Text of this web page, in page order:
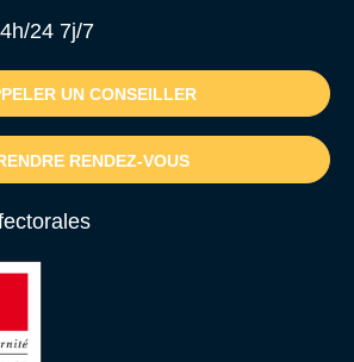
24 7j/7
UN CONSEILLER
RENDEZ-VOUS